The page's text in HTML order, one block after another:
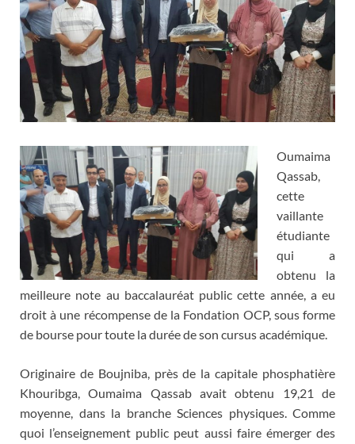
Oumaima
Qassab,
cette
vaillante
étudiante
qui a
obtenu la
meilleure note au baccalauréat public cette année, a eu
droit à une récompense de la Fondation OCP, sous forme
de bourse pour toute la durée de son cursus académique.
Originaire de Boujniba, près de la capitale phosphatière
Khouribga, Oumaima Qassab avait obtenu 19,21 de
moyenne, dans la branche Sciences physiques. Comme
quoi l’enseignement public peut aussi faire émerger des